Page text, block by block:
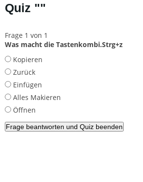
Quiz ""
Frage 1 von 1
Was macht die Tastenkombi.Strg+z
Kopieren
Zurück
Einfügen
Alles Makieren
Öffnen